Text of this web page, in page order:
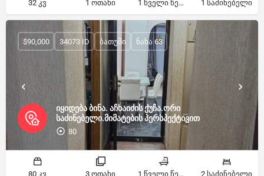
32 კვ 1 ოთახი 1 წველი წერტილი 1 საძინებელი
იყიდება ბინა. აჩხაიძის ქუჩა.ორი
საძინებელი.მიმატების პერსპექტივით
80
$90,000 34073 ID ბათუმი ნახა 63
80 კვ 3 ოთახი 1 წველი წერტილი 2 საძინებელი